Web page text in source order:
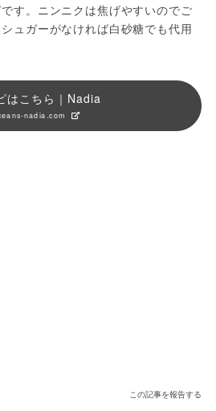
す。ニンニクは焦げやすいのでご
ュガーがなければ白砂糖でも代用
はこちら｜Nadia
nadia.com
この記事を報告する